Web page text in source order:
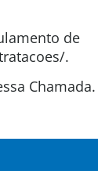
de
.
Chamada.